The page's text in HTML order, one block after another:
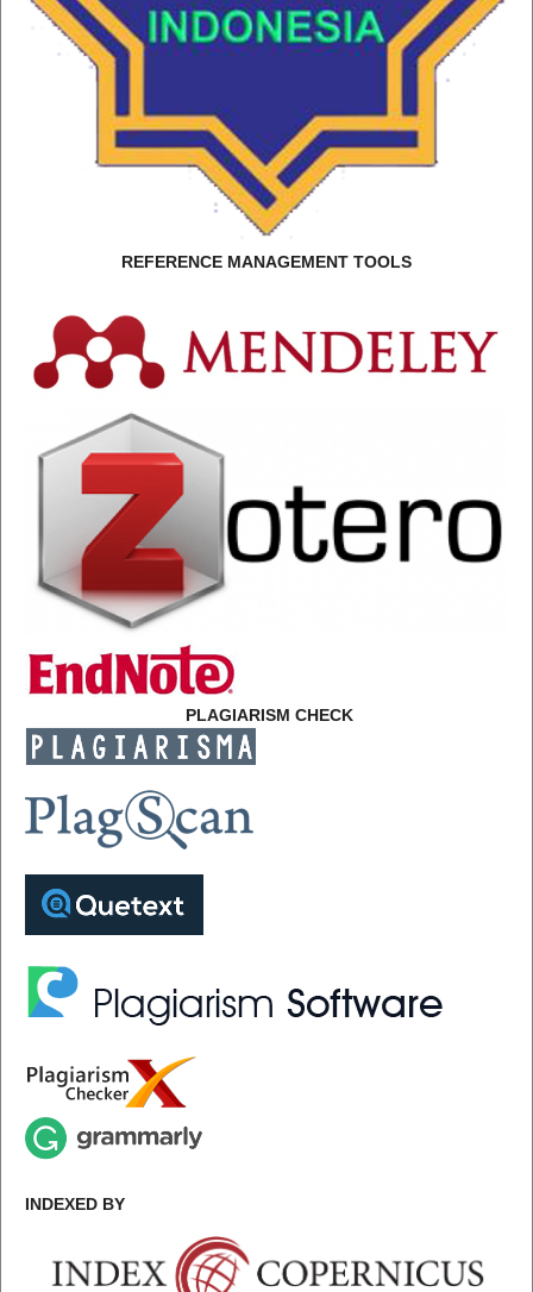
REFERENCE MANAGEMENT TOOLS
PLAGIARISM CHECK
INDEXED BY